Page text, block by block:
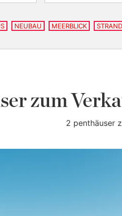
NEUBAU MEERBLICK
zum
2 penthäuser